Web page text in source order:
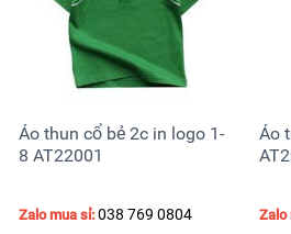
Áo thun cổ bẻ 2c in logo 1-
8 AT22001
Zalo mua sỉ: 038 769 0804
Áo
Zalo